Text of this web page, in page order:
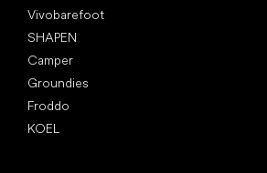
Vivobarefoot
SHAPEN
Camper
Groundies
Froddo
KOEL